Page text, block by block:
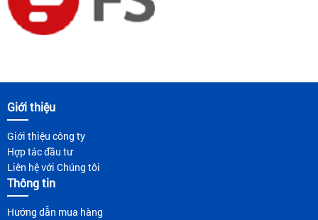
Giới thiệu
Giới thiệu công ty
Hợp tác đầu tư
Liên hệ với Chúng tôi
Thông tin
Hướng dẫn mua hàng